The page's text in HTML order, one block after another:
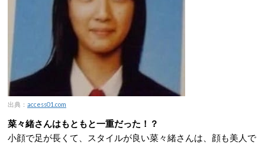
出典： access01.com
菜々緒さんはもともと一重だった！？
小顔で足が長くて、スタイルが良い菜々緒さんは、顔も美人で